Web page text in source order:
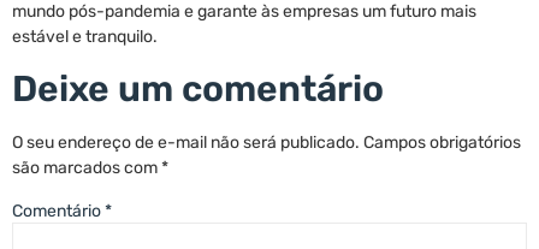
mundo pós-pandemia e garante às empresas um futuro mais
estável e tranquilo.
Deixe um comentário
O seu endereço de e-mail não será publicado. Campos obrigatórios
são marcados com*
Comentário*